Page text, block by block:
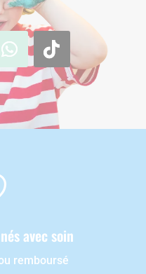
avec soin
remboursé